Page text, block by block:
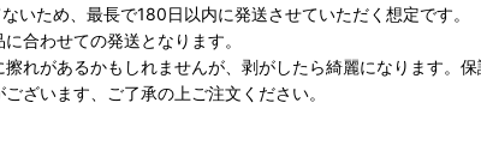
ため、最長で180日以内に発送させていただく想定です。
合わせての発送となります。
れがあるかもしれませんが、剥がしたら綺麗になります。
ざいます、ご了承の上ご注文ください。